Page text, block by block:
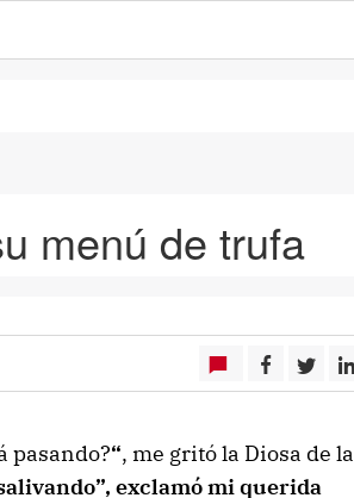
menú de trufa
pasando?“, me gritó la Diosa de la
exclamó mi querida